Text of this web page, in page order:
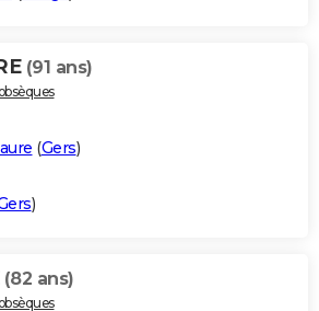
(91 ans)
(Gers)
)
(82 ans)